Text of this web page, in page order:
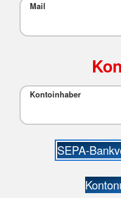
Mail
Kontoinhaber
SEPA-